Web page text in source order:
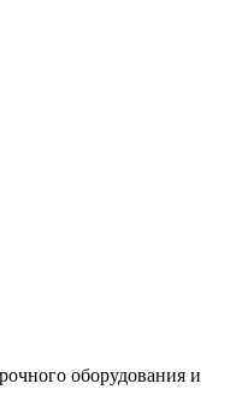
оборудования и